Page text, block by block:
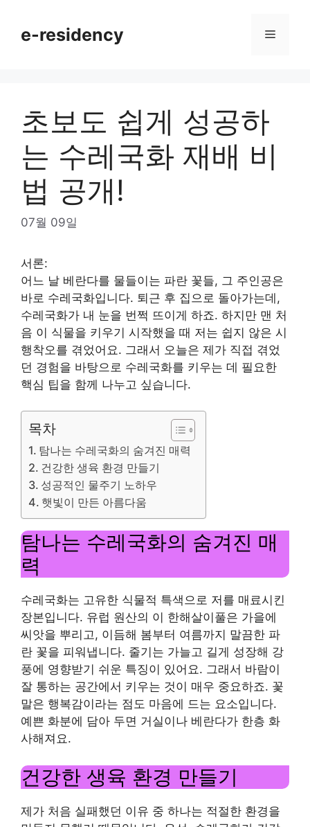
contente-residency Menu
초보도 쉽게 성공하
는 수레국화 재배 비
법 공개!
07월 09일
서론:
어느 날 베란다를 물들이는 파란 꽃들, 그 주인공은
바로 수레국화입니다. 퇴근 후 집으로 돌아가는데,
수레국화가 내 눈을 번쩍 뜨이게 하죠. 하지만 맨 처
음 이 식물을 키우기 시작했을 때 저는 쉽지 않은 시
행착오를 겪었어요. 그래서 오늘은 제가 직접 겪었
던 경험을 바탕으로 수레국화를 키우는 데 필요한
핵심 팁을 함께 나누고 싶습니다.
목차
탐나는 수레국화의 숨겨진 매력
건강한 생육 환경 만들기
성공적인 물주기 노하우
햇빛이 만든 아름다움
탐나는 수레국화의 숨겨진 매
력
수레국화는 고유한 식물적 특색으로 저를 매료시킨
장본입니다. 유럽 원산의 이 한해살이풀은 가을에
씨앗을 뿌리고, 이듬해 봄부터 여름까지 말끔한 파
란 꽃을 피워냅니다. 줄기는 가늘고 길게 성장해 강
풍에 영향받기 쉬운 특징이 있어요. 그래서 바람이
잘 통하는 공간에서 키우는 것이 매우 중요하죠. 꽃
말은 행복감이라는 점도 마음에 드는 요소입니다.
예쁜 화분에 담아 두면 거실이나 베란다가 한층 화
사해져요.
건강한 생육 환경 만들기
제가 처음 실패했던 이유 중 하나는 적절한 환경을